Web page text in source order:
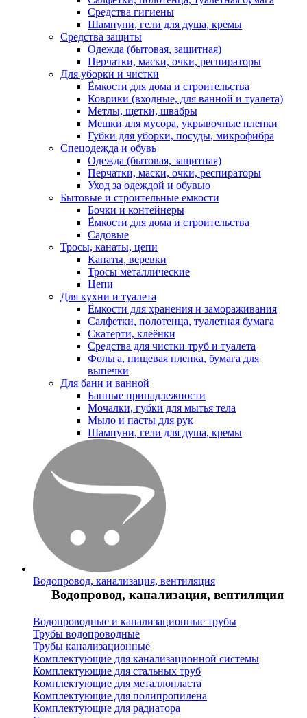
Средства гигиены
Шампуни, гели для душа, кремы
Средства защиты
Одежда (бытовая, защитная)
Перчатки, маски, очки, респираторы
Для уборки и чистки
Ёмкости для дома и строительства
Коврики (входные, для ванной и туалета)
Метлы, щетки, швабры
Мешки для мусора, укрывочные пленки
Губки для уборки, посуды, микрофибра
Спецодежда и обувь
Одежда (бытовая, защитная)
Перчатки, маски, очки, респираторы
Уход за одеждой и обувью
Бытовые и строительные емкости
Бочки и контейнеры
Ёмкости для дома и строительства
Садовые
Тросы, канаты, цепи
Канаты, веревки
Тросы металлические
Цепи
Для кухни и туалета
Ёмкости для хранения и замораживания
Салфетки, полотенца, туалетная бумага
Скатерти, клеёнки
Средства для чистки труб и туалета
Фольга, пищевая пленка, бумага для
выпечки
Для бани и ванной
Банные принадлежности
Мочалки, губки для мытья тела
Мыло и пасты для рук
Шампуни, гели для душа, кремы
Водопровод, канализация, вентиляция
Водопровод, канализация, вентиляция
Водопроводные и канализационные трубы
Трубы водопроводные
Трубы канализационные
Комплектующие для канализационной системы
Комплектующие для стальных труб
Комплектующие для металлопласта
Комплектующие для полипропилена
Комплектующие для радиатора